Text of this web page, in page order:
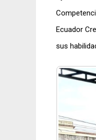
Ecuador
sus